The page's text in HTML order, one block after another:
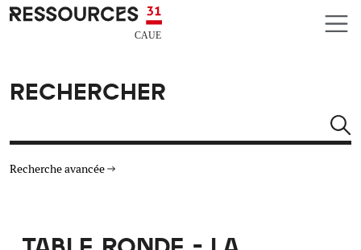
Aller au contenu principal
CAUE RESSOURCES 31
RECHERCHER
Recherche avancée